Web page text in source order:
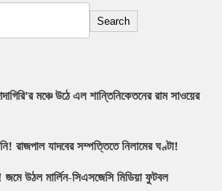
Search
মঞ্চে উঠে এল শান্তিনিকেতনের রাম সাওয়ের
রাজপাল যাদবের সম্পত্তিতে নিলামের ঘণ্টা!
জমে উঠল মার্লিন-সিএসজেসি মিডিয়া ফুটবল